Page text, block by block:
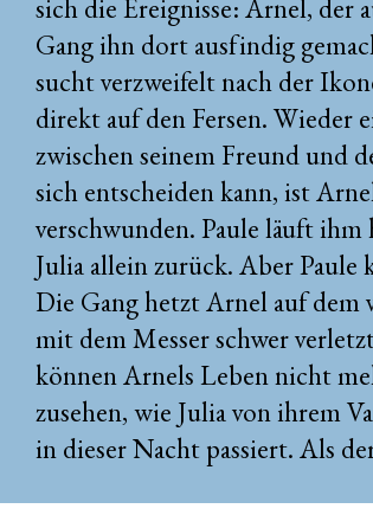
sich die Ereignisse: Arnel, der
Gang ihn dort ausfindig
sucht verzweifelt nach der
direkt auf den Fersen. Wieder
zwischen seinem Freund und
sich entscheiden kann, ist
verschwunden. Paule läuft
Julia allein zurück. Aber Paule
Die Gang hetzt Arnel auf dem
mit dem Messer schwer
können Arnels Leben nicht
zusehen, wie Julia von ihrem
in dieser Nacht passiert. Als